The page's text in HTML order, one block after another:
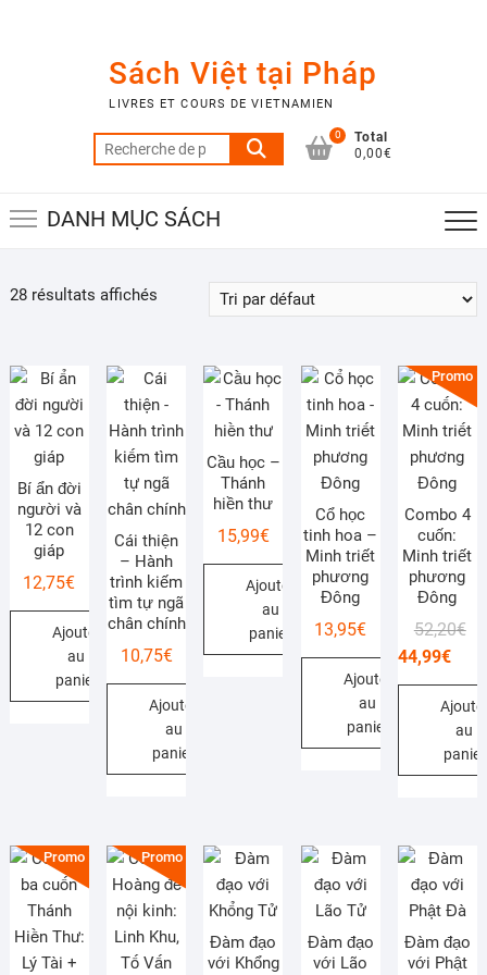
Sách Việt tại Pháp
LIVRES ET COURS DE VIETNAMIEN
Recherche
pour :
0
Total
0,00€
DANH MỤC SÁCH
28 résultats affichés
Bí ẩn đời
người và
12 con
giáp
12,75€
Ajouter
au
panier
Cái thiện
– Hành
trình kiếm
tìm tự ngã
chân chính
10,75€
Ajouter
au
panier
Cầu học –
Thánh
hiền thư
15,99€
Ajouter
au
panier
Cổ học
tinh hoa –
Minh triết
phương
Đông
13,95€
Ajouter
au
panier
Promo !
Combo 4
cuốn:
Minh triết
phương
Đông
52,20€Le
44,99€
Le
au
panier
Promo ! Promo !
Đàm đạo
với Khổng
Đàm đạo
với Lão
Đàm đạo
với Phật